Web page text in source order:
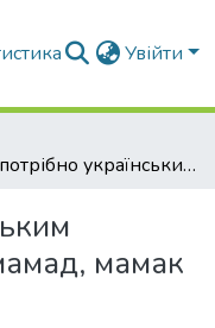
Увійти
Що потрібно українським багатоповерхівкам: мамад, мамак чи бронекапсула?
мамак